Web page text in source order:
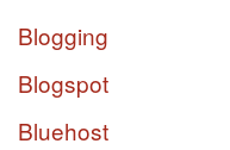
Blogging
Blogspot
Bluehost